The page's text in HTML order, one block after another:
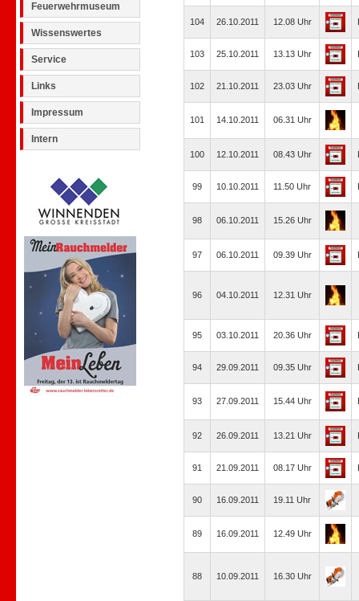
Feuerwehrmuseum
Wissenswertes
Service
Links
Impressum
Intern
104 26.10.2011 12.08 Uhr
103 25.10.2011 13.13 Uhr
102 21.10.2011 23.03 Uhr
101 14.10.2011 06.31 Uhr
100 12.10.2011 08.43 Uhr
99 10.10.2011 11.50 Uhr
98 06.10.2011 15.26 Uhr
97 06.10.2011 09.39 Uhr
96 04.10.2011 12.31 Uhr
95 03.10.2011 20.36 Uhr
94 29.09.2011 09.35 Uhr
93 27.09.2011 15.44 Uhr
92 26.09.2011 13.21 Uhr
91 21.09.2011 08.17 Uhr
90 16.09.2011 19.11 Uhr
89 16.09.2011 12.49 Uhr
88 10.09.2011 16.30 Uhr